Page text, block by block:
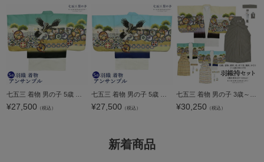
¥27,500 （税込） ¥27,500 （税込） ¥30,250 （税込）
新着商品
ップ
へ